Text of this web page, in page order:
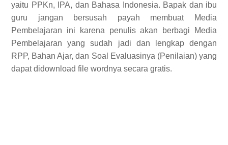
yaitu PPKn, IPA, dan Bahasa Indonesia. Bapak dan ibu
guru jangan bersusah payah membuat Media
Pembelajaran ini karena penulis akan berbagi Media
Pembelajaran yang sudah jadi dan lengkap dengan
RPP, Bahan Ajar, dan Soal Evaluasinya (Penilaian) yang
dapat didownload file wordnya secara gratis.